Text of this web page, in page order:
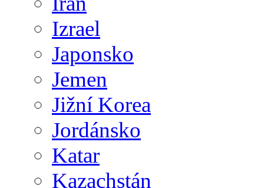
Izrael
Japonsko
Jemen
Jižní Korea
Jordánsko
Katar
Kazachstán